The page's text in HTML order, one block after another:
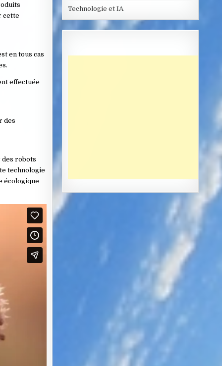
cette
en tous cas
effectuée
des
des robots
technologie
écologique
Technologie et IA